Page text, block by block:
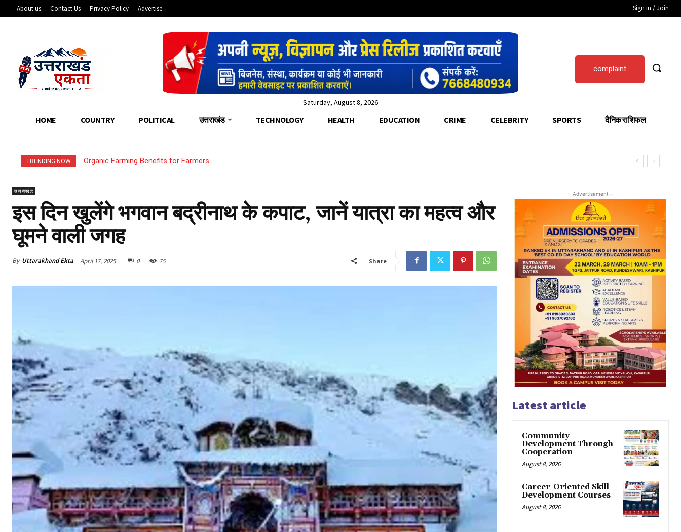
About us Contact Us Privacy Policy Advertise Sign in / Join
Saturday, August 8, 2026
complaint
HOME COUNTRY POLITICAL उत्तराखंड TECHNOLOGY HEALTH EDUCATION CRIME CELEBRITY SPORTS दैनिक राशिफल
TRENDING NOW Organic Farming Benefits for Farmers
How Young Entrepreneurs Can Start Small
उत्तराखंड
इस दिन खुलेंगे भगवान बद्रीनाथ के कपाट, जानें यात्रा का महत्व और
घूमने वाली जगह
By Uttarakhand Ekta April 17, 2025 0 75 Share
- Advertisement -
Latest article
Community
Development Through
Cooperation
August 8, 2026
Career-Oriented Skill
Development Courses
August 8, 2026